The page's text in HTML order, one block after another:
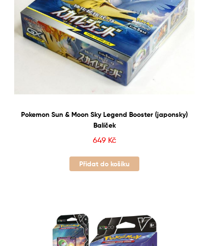
Pokemon Sun & Moon Sky Legend Booster (japonsky)
Balíček
649 Kč
Přidat do košíku